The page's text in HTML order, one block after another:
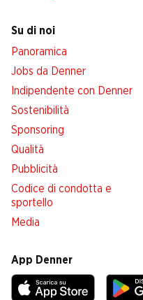
Su di noi
Panoramica
Jobs da Denner
Indipendente con Denner
Sostenibilità
Sponsoring
Qualità
Pubblicità
Codice di condotta e
sportello
Media
App Denner